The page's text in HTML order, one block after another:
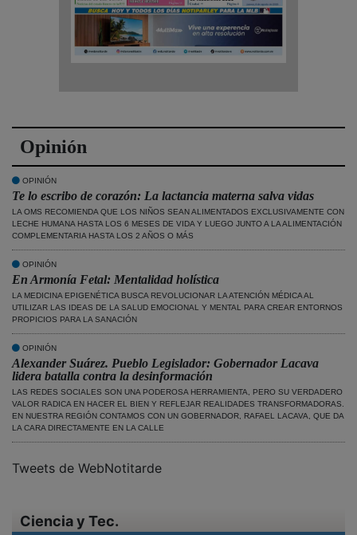
Opinión
OPINIÓN
Te lo escribo de corazón: La lactancia materna salva vidas
LA OMS RECOMIENDA QUE LOS NIÑOS SEAN ALIMENTADOS EXCLUSIVAMENTE CON
LECHE HUMANA HASTA LOS 6 MESES DE VIDA Y LUEGO JUNTO A LA ALIMENTACIÓN
COMPLEMENTARIA HASTA LOS 2 AÑOS O MÁS
OPINIÓN
En Armonía Fetal: Mentalidad holística
LA MEDICINA EPIGENÉTICA BUSCA REVOLUCIONAR LA ATENCIÓN MÉDICA AL
UTILIZAR LAS IDEAS DE LA SALUD EMOCIONAL Y MENTAL PARA CREAR ENTORNOS
PROPICIOS PARA LA SANACIÓN
OPINIÓN
Alexander Suárez. Pueblo Legislador: Gobernador Lacava
lidera batalla contra la desinformación
LAS REDES SOCIALES SON UNA PODEROSA HERRAMIENTA, PERO SU VERDADERO
VALOR RADICA EN HACER EL BIEN Y REFLEJAR REALIDADES TRANSFORMADORAS.
EN NUESTRA REGIÓN CONTAMOS CON UN GOBERNADOR, RAFAEL LACAVA, QUE DA
LA CARA DIRECTAMENTE EN LA CALLE
Tweets de WebNotitarde
Ciencia y Tec.